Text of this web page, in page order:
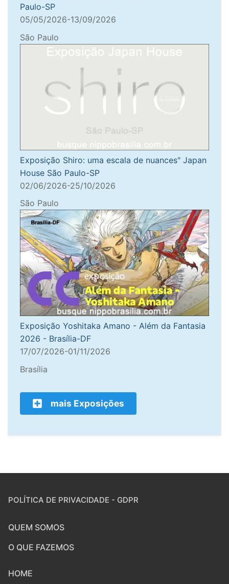
Paulo-SP
05/05/2026-13/09/2026
São Paulo
Exposição Shiro: uma escala de nuances" Japan
House São Paulo-SP
02/06/2026-25/10/2026
São Paulo
Exposição Yoshitaka Amano - Além da Fantasia
2026 - Brasília-DF
17/07/2026-01/11/2026
Brasília
mais Exposições
POLÍTICA DE PRIVACIDADE - GDPR
QUEM SOMOS
O QUE FAZEMOS
HOME